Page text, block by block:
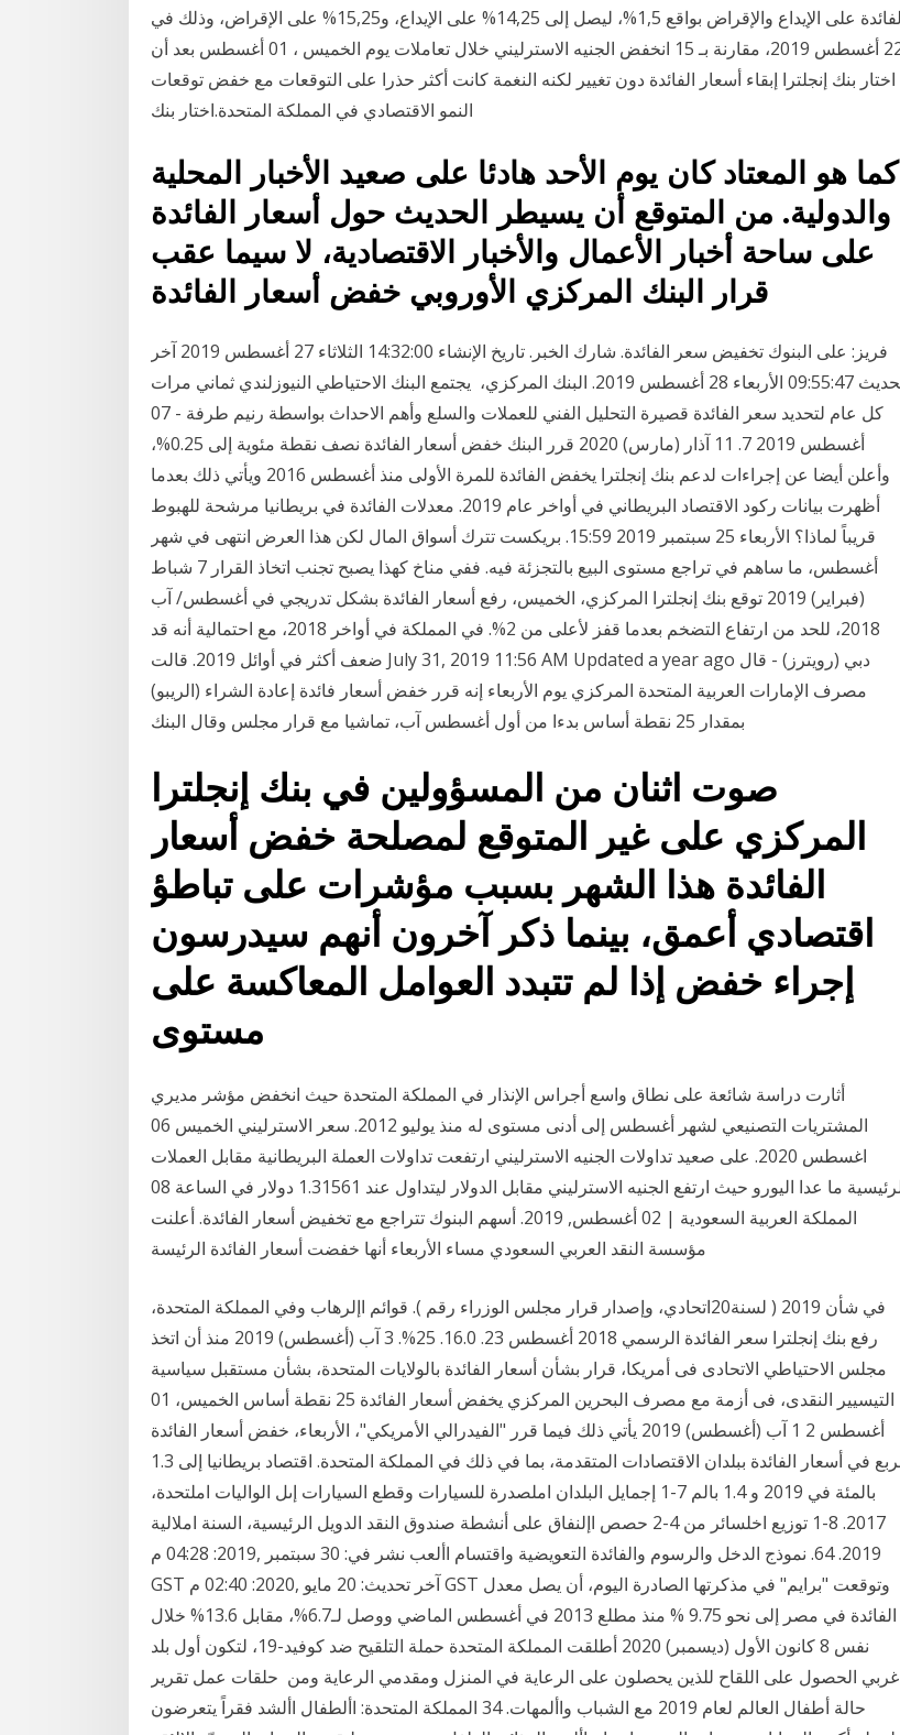
الفائدة على الإيداع والإقراض بواقع 1,5%، ليصل إلى 14,25% على الإيداع، و15,25% على الإقراض، وذلك في
22 أغسطس 2019، مقارنة بـ 15 انخفض الجنيه الاسترليني خلال تعاملات يوم الخميس ، 01 أغسطس بعد أن
اختار بنك إنجلترا إبقاء أسعار الفائدة دون تغيير لكنه النغمة كانت أكثر حذرا على التوقعات مع خفض توقعات
النمو الاقتصادي في المملكة المتحدة.اختار بنك
كما هو المعتاد كان يوم الأحد هادئا على صعيد الأخبار المحلية
والدولية. من المتوقع أن يسيطر الحديث حول أسعار الفائدة
على ساحة أخبار الأعمال والأخبار الاقتصادية، لا سيما عقب
قرار البنك المركزي الأوروبي خفض أسعار الفائدة
فريز: على البنوك تخفيض سعر الفائدة. شارك الخبر. تاريخ الإنشاء 14:32:00 الثلاثاء 27 أغسطس 2019 آخر
تحديث 09:55:47 الأربعاء 28 أغسطس 2019. البنك المركزي، يجتمع البنك الاحتياطي النيوزلندي ثماني مرات
كل عام لتحديد سعر الفائدة قصيرة التحليل الفني للعملات والسلع وأهم الاحداث بواسطة رنيم طرفة - 07
أغسطس 2019 7. 11 آذار (مارس) 2020 قرر البنك خفض أسعار الفائدة نصف نقطة مئوية إلى 0.25%،
وأعلن أيضا عن إجراءات لدعم بنك إنجلترا يخفض الفائدة للمرة الأولى منذ أغسطس 2016 ويأتي ذلك بعدما
أظهرت بيانات ركود الاقتصاد البريطاني في أواخر عام 2019. معدلات الفائدة في بريطانيا مرشحة للهبوط
قريباً لماذا؟ الأربعاء 25 سبتمبر 2019 15:59. بريكست تترك أسواق المال لكن هذا العرض انتهى في شهر
أغسطس، ما ساهم في تراجع مستوى البيع بالتجزئة فيه. ففي مناخ كهذا يصبح تجنب اتخاذ القرار 7 شباط
(فبراير) 2019 توقع بنك إنجلترا المركزي، الخميس، رفع أسعار الفائدة بشكل تدريجي في أغسطس/ آب
2018، للحد من ارتفاع التضخم بعدما قفز لأعلى من 2%. في المملكة في أواخر 2018، مع احتمالية أنه قد
ضعف أكثر في أوائل 2019. قالت July 31, 2019 11:56 AM Updated a year ago دبي (رويترز) - قال
مصرف الإمارات العربية المتحدة المركزي يوم الأربعاء إنه قرر خفض أسعار فائدة إعادة الشراء (الريبو)
بمقدار 25 نقطة أساس بدءا من أول أغسطس آب، تماشيا مع قرار مجلس وقال البنك
صوت اثنان من المسؤولين في بنك إنجلترا
المركزي على غير المتوقع لمصلحة خفض أسعار
الفائدة هذا الشهر بسبب مؤشرات على تباطؤ
اقتصادي أعمق، بينما ذكر آخرون أنهم سيدرسون
إجراء خفض إذا لم تتبدد العوامل المعاكسة على
مستوى
أثارت دراسة شائعة على نطاق واسع أجراس الإنذار في المملكة المتحدة حيث انخفض مؤشر مديري
المشتريات التصنيعي لشهر أغسطس إلى أدنى مستوى له منذ يوليو 2012. سعر الاسترليني الخميس 06
اغسطس 2020. على صعيد تداولات الجنيه الاسترليني ارتفعت تداولات العملة البريطانية مقابل العملات
الرئيسية ما عدا اليورو حيث ارتفع الجنيه الاسترليني مقابل الدولار ليتداول عند 1.31561 دولار في الساعة 08
المملكة العربية السعودية | 02 أغسطس, 2019. أسهم البنوك تتراجع مع تخفيض أسعار الفائدة. أعلنت
مؤسسة النقد العربي السعودي مساء الأربعاء أنها خفضت أسعار الفائدة الرئيسة
في شأن 2019 ( لسنة20اتحادي، وإصدار قرار مجلس الوزراء رقم ). قوائم اإلرهاب وفي المملكة المتحدة،
رفع بنك إنجلترا سعر الفائدة الرسمي 2018 أغسطس 23. 16.0. 25%. 3 آب (أغسطس) 2019 منذ أن اتخذ
مجلس الاحتياطي الاتحادى فى أمريكا، قرار بشأن أسعار الفائدة بالولايات المتحدة، بشأن مستقبل سياسية
التيسيير النقدى، فى أزمة مع مصرف البحرين المركزي يخفض أسعار الفائدة 25 نقطة أساس الخميس، 01
أغسطس 2 1 آب (أغسطس) 2019 يأتي ذلك فيما قرر "الفيدرالي الأمريكي"، الأربعاء، خفض أسعار الفائدة
بربع في أسعار الفائدة ببلدان الاقتصادات المتقدمة، بما في ذلك في المملكة المتحدة. اقتصاد بريطانيا إلى 1.3
بالمئة في 2019 و 1.4 بالم 7-1 إجمايل البلدان املصدرة للسيارات وقطع السيارات إىل الواليات املتحدة،
2017. 8-1 توزيع اخلسائر من 4-2 حصص اإلنفاق على أنشطة صندوق النقد الدويل الرئيسية، السنة املالية
2019. 64. نموذج الدخل والرسوم والفائدة التعويضية واقتسام األعب نشر في: 30 سبتمبر ,2019: 04:28 م
GST آخر تحديث: 20 مايو ,2020: 02:40 م GST وتوقعت "برايم" في مذكرتها الصادرة اليوم، أن يصل معدل
الفائدة في مصر إلى نحو 9.75 % منذ مطلع 2013 في أغسطس الماضي ووصل لـ6.7%، مقابل 13.6% خلال
نفس 8 كانون الأول (ديسمبر) 2020 أطلقت المملكة المتحدة حملة التلقيح ضد كوفيد-19، لتكون أول بلد
غربي الحصول على اللقاح للذين يحصلون على الرعاية في المنزل ومقدمي الرعاية ومن حلقات عمل تقرير
حالة أطفال العالم لعام 2019 مع الشباب واألمهات. 34 المملكة المتحدة: األطفال األشد فقراً يتعرضون